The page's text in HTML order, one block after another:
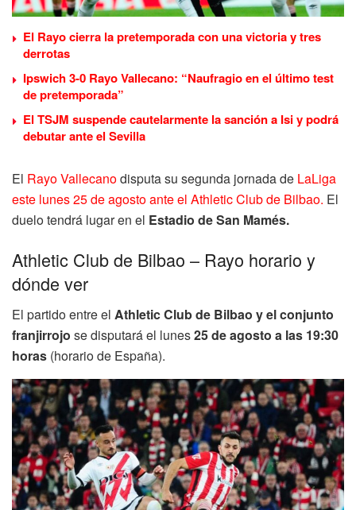
El Rayo cierra la pretemporada con una victoria y tres
derrotas
Ipswich 3-0 Rayo Vallecano: “Naufragio en el último test
de pretemporada”
El TSJM suspende cautelarmente la sanción a Isi y podrá
debutar ante el Sevilla
El Rayo Vallecanodisputa su segunda jornada de LaLiga
este lunes 25 de agosto ante el Athletic Club de Bilbao. El
duelo tendrá lugar en el Estadio de San Mamés.
Athletic Club de Bilbao – Rayo horario y
dónde ver
El partido entre el Athletic Club de Bilbao y el conjunto
franjirrojo se disputará el lunes25de agosto a las 19:30
horas (horario de España).